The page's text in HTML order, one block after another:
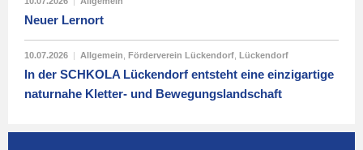
Neuer Lernort
10.07.2026 | Allgemein Förderverein Lückendorf Lückendorf
In der SCHKOLA Lückendorf entsteht eine einzigartige
naturnahe Kletter- und Bewegungslandschaft